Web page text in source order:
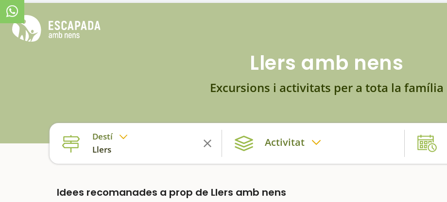
Llers amb nens
Excursions i activitats per a tota la família
Destí
Llers
Activitat
Idees recomanades a prop de Llers amb nens